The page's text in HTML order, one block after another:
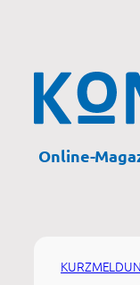
Online-